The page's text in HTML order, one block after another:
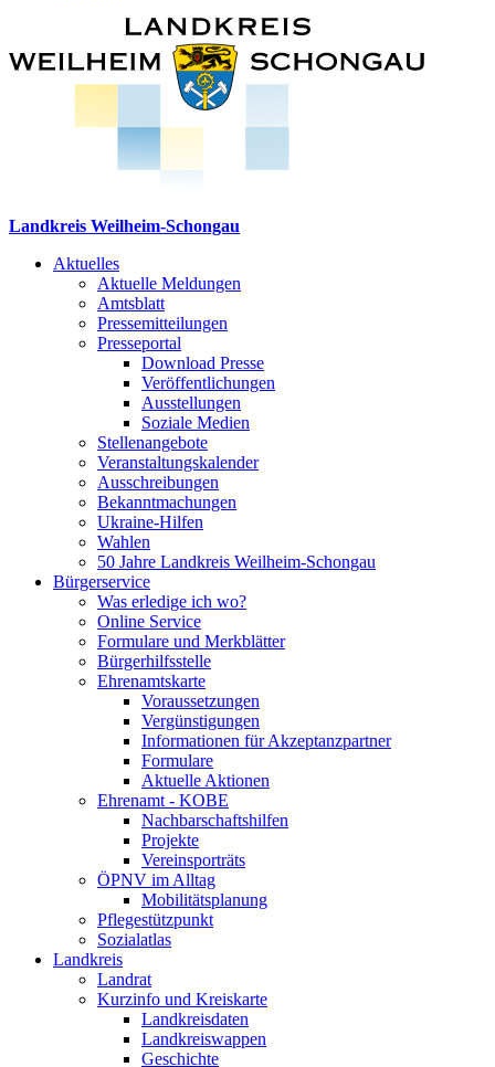
Landkreis Weilheim-Schongau
Aktuelles
Aktuelle Meldungen
Amtsblatt
Pressemitteilungen
Presseportal
Download Presse
Veröffentlichungen
Ausstellungen
Soziale Medien
Stellenangebote
Veranstaltungskalender
Ausschreibungen
Bekanntmachungen
Ukraine-Hilfen
Wahlen
50 Jahre Landkreis Weilheim-Schongau
Bürgerservice
Was erledige ich wo?
Online Service
Formulare und Merkblätter
Bürgerhilfsstelle
Ehrenamtskarte
Voraussetzungen
Vergünstigungen
Informationen für Akzeptanzpartner
Formulare
Aktuelle Aktionen
Ehrenamt - KOBE
Nachbarschaftshilfen
Projekte
Vereinsporträts
ÖPNV im Alltag
Mobilitätsplanung
Pflegestützpunkt
Sozialatlas
Landkreis
Landrat
Kurzinfo und Kreiskarte
Landkreisdaten
Landkreiswappen
Geschichte